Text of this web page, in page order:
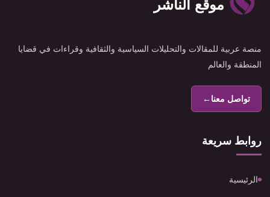
موقع الناشر
منصة عربية للمقالات والتحليلات السياسية والثقافية وقراءات في قضايا
المنطقة والعالم
تواصل معنا←
روابط سريعة
الرئيسية